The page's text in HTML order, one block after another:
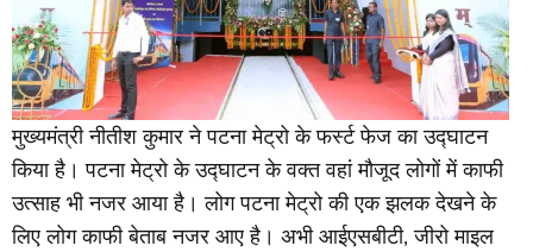
मुख्यमंत्री नीतीश कुमार ने पटना मेट्रो के फर्स्ट फेज का उद्घाटन
किया है। पटना मेट्रो के उद्घाटन के वक्त वहां मौजूद लोगों में काफी
उत्साह भी नजर आया है। लोग पटना मेट्रो की एक झलक देखने के
लिए लोग काफी बेताब नजर आए है। अभी आईएसबीटी, जीरो माइल